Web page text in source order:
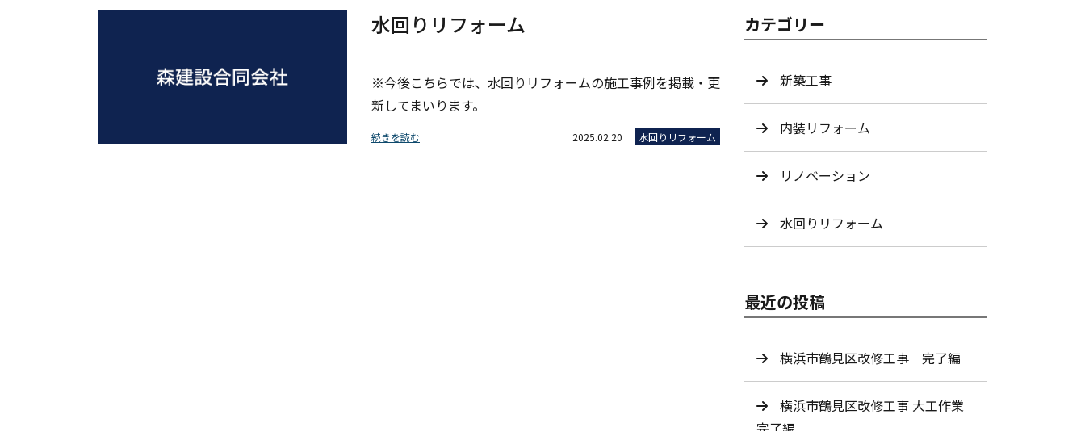
水回りリフォーム
※今後こちらでは、水回りリフォームの施工事例を掲載・更
新してまいります。
続きを読む 2025.02.20 水回りリフォーム
カテゴリー
新築工事
内装リフォーム
リノベーション
水回りリフォーム
最近の投稿
横浜市鶴見区改修工事 完了編
横浜市鶴見区改修工事 大工作業